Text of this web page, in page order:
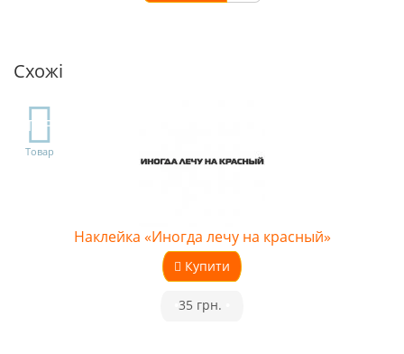
Схожі
TOP
Товар
Наклейка «Иногда лечу на красный»
Купити
35 грн.